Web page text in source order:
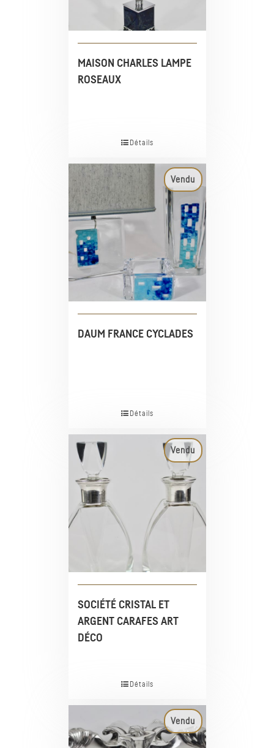
MAISON CHARLES LAMPE
ROSEAUX
Détails
Vendu
DAUM FRANCE CYCLADES
Détails
Vendu
SOCIÉTÉ CRISTAL ET
ARGENT CARAFES ART
DÉCO
Détails
Vendu